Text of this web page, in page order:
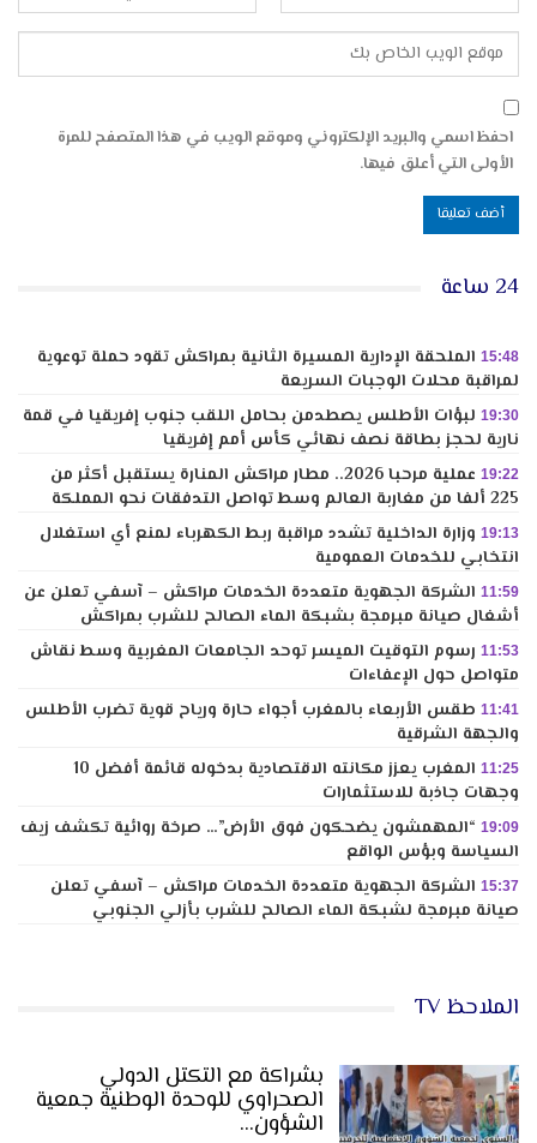
احفظ اسمي والبريد الإلكتروني وموقع الويب في هذا المتصفح للمرة
الأولى التي أعلق فيها.
24 ساعة
15:48 الملحقة الإدارية المسيرة الثانية بمراكش تقود حملة توعوية
لمراقبة محلات الوجبات السريعة
19:30 لبؤات الأطلس يصطدمن بحامل اللقب جنوب إفريقيا في قمة
نارية لحجز بطاقة نصف نهائي كأس أمم إفريقيا
19:22
عملية مرحبا 2026.. مطار مراكش المنارة يستقبل أكثر من
225 ألفا من مغاربة العالم وسط تواصل التدفقات نحو المملكة
19:13 وزارة الداخلية تشدد مراقبة ربط الكهرباء لمنع أي استغلال
انتخابي للخدمات العمومية
11:59 الشركة الجهوية متعددة الخدمات مراكش – آسفي تعلن عن
أشغال صيانة مبرمجة بشبكة الماء الصالح للشرب بمراكش
11:53 رسوم التوقيت الميسر توحد الجامعات المغربية وسط نقاش
متواصل حول الإعفاءات
11:41 طقس الأربعاء بالمغرب أجواء حارة ورياح قوية تضرب الأطلس
والجهة الشرقية
11:25
المغرب يعزز مكانته الاقتصادية بدخوله قائمة أفضل 10
وجهات جاذبة للاستثمارات
19:09 “المهمشون يضحكون فوق الأرض”… صرخة روائية تكشف زيف
السياسة وبؤس الواقع
15:37 الشركة الجهوية متعددة الخدمات مراكش – آسفي تعلن
صيانة مبرمجة لشبكة الماء الصالح للشرب بأزلي الجنوبي
الملاحظ TV
بشراكة مع التكتل الدولي
الصحراوي للوحدة الوطنية جمعية
الشؤون…